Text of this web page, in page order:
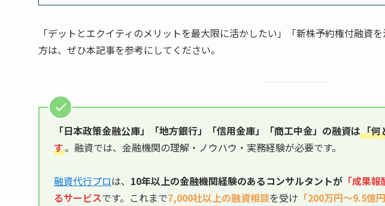
「デットとエクイティのメリットを最大限に活かしたい」「新株予約権付融資
方は、ぜひ本記事を参考にしてください。
「日本政策金融公庫」「地方銀行」「信用金庫」 「商工中金」 の融資は「何
す。融資では、金融機関の理解・ノウハウ・実務経験が必要です。
融資代行プロは、 10年以上の金融機関経験のあるコンサルタントが 「成果
るサービスです。これまで7,000社以上の融資相談を受け 「200万円〜9.5億